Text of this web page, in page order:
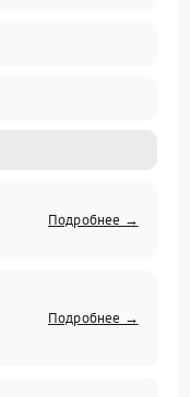
проблемы
Подробнее →
Подробнее →